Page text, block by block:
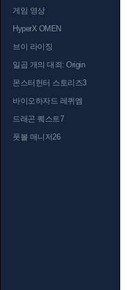
게임 영상
HyperX OMEN
브이 라이징
일곱 개의 대죄: Origin
몬스터헌터 스토리즈3
바이오하자드 레퀴엠
드래곤 퀘스트7
풋볼 매니저26